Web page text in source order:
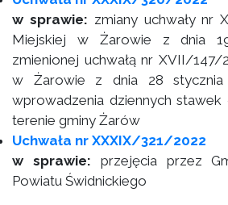
w sprawie: zmiany uchwały nr
Miejskiej w Żarowie z dnia
zmienionej uchwałą nr XVII/147/
w Żarowie z dnia 28 stycznia
wprowadzenia dziennych
terenie gminy Żarów
Uchwała nr XXXIX/321/2022
w sprawie: przejęcia przez
Powiatu Świdnickiego